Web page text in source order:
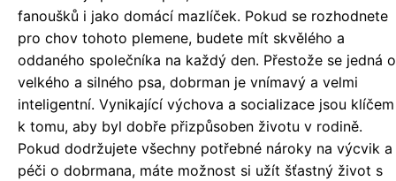
fanoušků i jako domácí mazlíček. Pokud se rozhodnete
pro chov tohoto plemene, budete mít skvělého a
oddaného společníka na každý den. Přestože se jedná o
velkého a silného psa, dobrman je vnímavý a velmi
inteligentní. Vynikající výchova a socializace jsou klíčem
k tomu, aby byl dobře přizpůsoben životu v rodině.
Pokud dodržujete všechny potřebné nároky na výcvik a
péči o dobrmana, máte možnost si užít šťastný život s